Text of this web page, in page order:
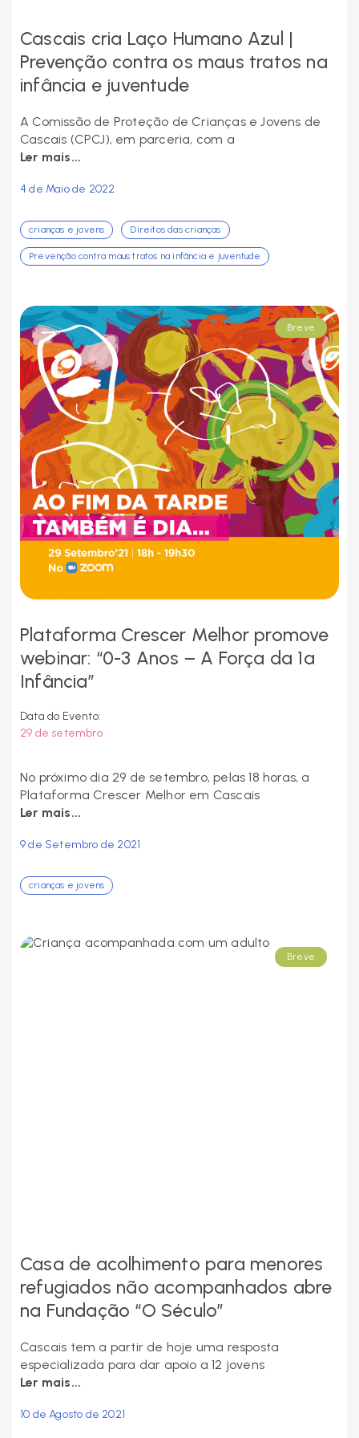
Cascais cria Laço Humano Azul |
Prevenção contra os maus tratos na
infância e juventude
A Comissão de Proteção de Crianças e Jovens de
Cascais (CPCJ), em parceria, com a
Ler mais...
4 de Maio de 2022
crianças e jovens Direitos das crianças
Prevenção contra maus tratos na infância e juventude
Breve
Plataforma Crescer Melhor promove
webinar: “0-3 Anos – A Força da 1ª
Infância”
Data do Evento:
29 de setembro
No próximo dia 29 de setembro, pelas 18 horas, a
Plataforma Crescer Melhor em Cascais
Ler mais...
9 de Setembro de 2021
crianças e jovens
Breve
Casa de acolhimento para menores
refugiados não acompanhados abre
na Fundação “O Século”
Cascais tem a partir de hoje uma resposta
especializada para dar apoio a 12 jovens
Ler mais...
10 de Agosto de 2021